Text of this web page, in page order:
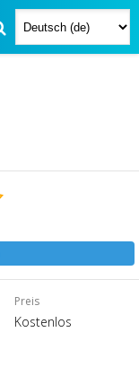
Preis
Kostenlos